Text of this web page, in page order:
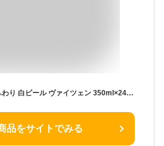
エチゴビール のんびりふわり 白ビール ヴァイツェン 350ml×24本 送料無料 地ビール 人気 南ドイツ発祥の小麦麦芽主体のオールモルト白ビール（ヴァイツェン）白いにごり 優しい口当たり 穏やかでフルーティーな香りと爽やかに抜けていく余韻
品をサイトでみる